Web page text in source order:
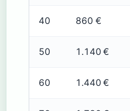
40 860 €
50 1.140 €
60 1.440 €